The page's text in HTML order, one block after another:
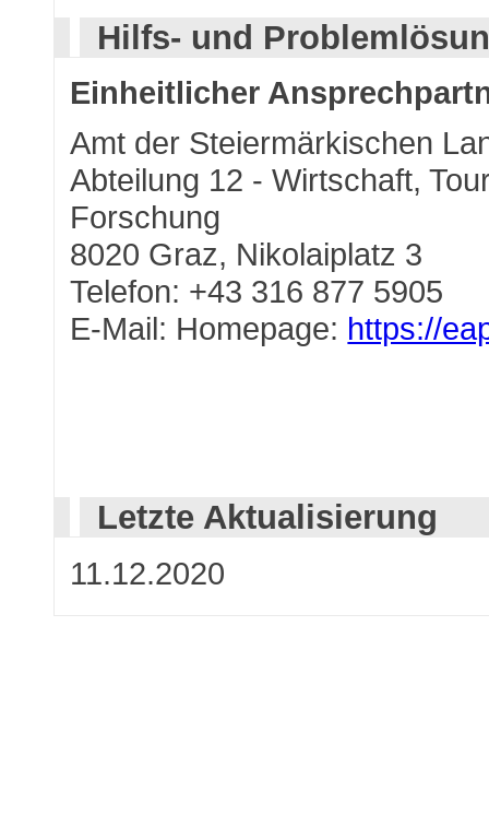
Hilfs- und
Einheitlicher
Amt der Steiermärkischen
Abteilung 12 - Wirtschaft,
Forschung
8020 Graz, Nikolaiplatz 3
Telefon: +43 316 877 5905
E-Mail: Homepage: https://
Letzte Aktualisierung
11.12.2020